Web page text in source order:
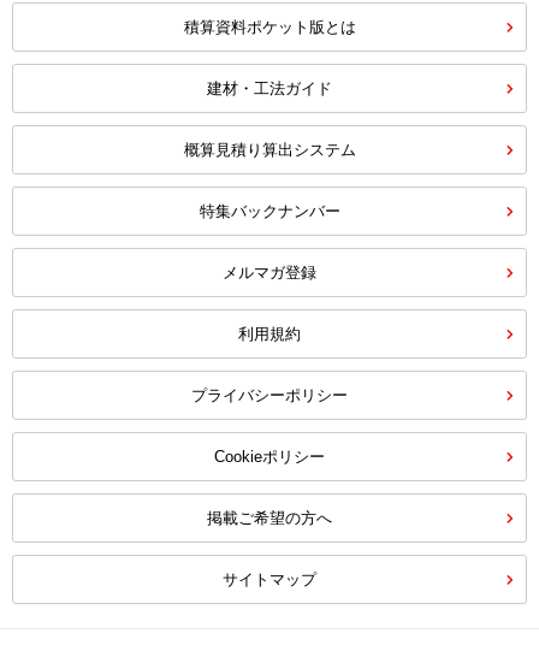
積算資料ポケット版とは
建材・工法ガイド
概算見積り算出システム
特集バックナンバー
メルマガ登録
利用規約
プライバシーポリシー
Cookieポリシー
掲載ご希望の方へ
サイトマップ